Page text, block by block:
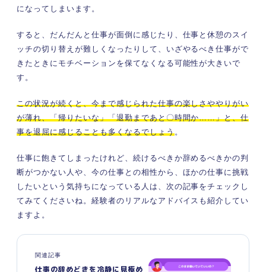
になってしまいます。
すると、だんだんと仕事が面倒に感じたり、仕事と休憩のスイ
ッチの切り替えが難しくなったりして、いざやるべき仕事がで
きたときにモチベーションを保てなくなる可能性が大きいで
す。
この状況が続くと、今まで感じられた仕事の楽しさややりがい
が薄れ、「帰りたいな」「退勤まであと〇時間か……」と、仕
事を退屈に感じることも多くなるでしょう。
仕事に飽きてしまったけれど、続けるべきか辞めるべきかの判
断がつかない人や、今の仕事との相性から、ほかの仕事に挑戦
したいという気持ちになっている人は、次の記事をチェックし
てみてくださいね。経験者のリアルなアドバイスも紹介してい
ますよ。
関連記事
仕事の辞めどきを冷静に見極め